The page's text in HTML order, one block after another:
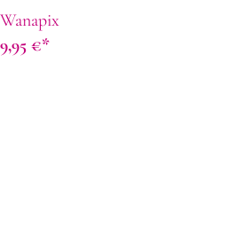
Valentinstag
Wanapix
9,95 €